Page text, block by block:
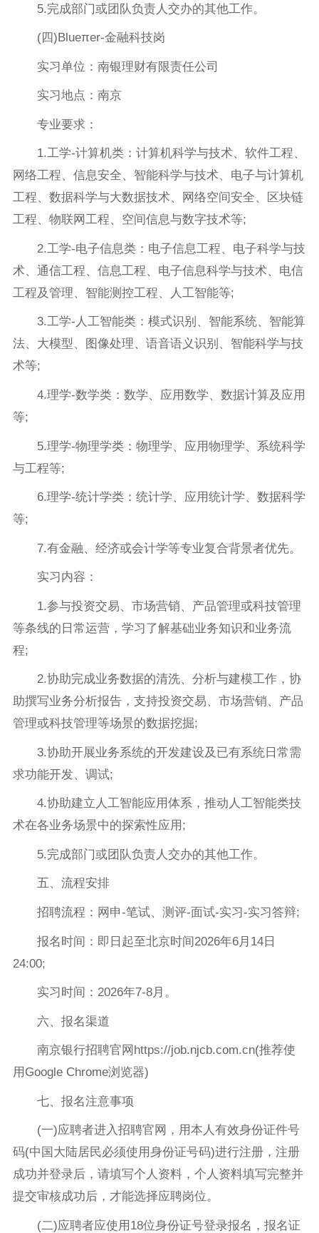
5.完成部门或团队负责人交办的其他工作。
(四)Blueπer-金融科技岗
实习单位：南银理财有限责任公司
实习地点：南京
专业要求：
1.工学-计算机类：计算机科学与技术、软件工程、
网络工程、信息安全、智能科学与技术、电子与计算机
工程、数据科学与大数据技术、网络空间安全、区块链
工程、物联网工程、空间信息与数字技术等;
2.工学-电子信息类：电子信息工程、电子科学与技
术、通信工程、信息工程、电子信息科学与技术、电信
工程及管理、智能测控工程、人工智能等;
3.工学-人工智能类：模式识别、智能系统、智能算
法、大模型、图像处理、语音语义识别、智能科学与技
术等;
4.理学-数学类：数学、应用数学、数据计算及应用
等;
5.理学-物理学类：物理学、应用物理学、系统科学
与工程等;
6.理学-统计学类：统计学、应用统计学、数据科学
等;
7.有金融、经济或会计学等专业复合背景者优先。
实习内容：
1.参与投资交易、市场营销、产品管理或科技管理
等条线的日常运营，学习了解基础业务知识和业务流
程;
2.协助完成业务数据的清洗、分析与建模工作，协
助撰写业务分析报告，支持投资交易、市场营销、产品
管理或科技管理等场景的数据挖掘;
3.协助开展业务系统的开发建设及已有系统日常需
求功能开发、调试;
4.协助建立人工智能应用体系，推动人工智能类技
术在各业务场景中的探索性应用;
5.完成部门或团队负责人交办的其他工作。
五、流程安排
招聘流程：网申-笔试、测评-面试-实习-实习答辩;
报名时间：即日起至北京时间2026年6月14日
24:00;
实习时间：2026年7-8月。
六、报名渠道
南京银行招聘官网https://job.njcb.com.cn(推荐使
用Google Chrome浏览器)
七、报名注意事项
(一)应聘者进入招聘官网，用本人有效身份证件号
码(中国大陆居民必须使用身份证号码)进行注册，注册
成功并登录后，请填写个人资料，个人资料填写完整并
提交审核成功后，才能选择应聘岗位。
(二)应聘者应使用18位身份证号登录报名，报名证